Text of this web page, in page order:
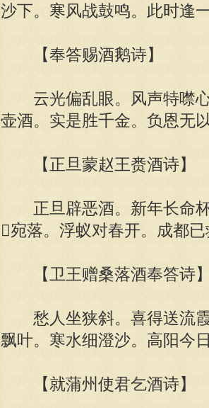
沙下。寒风战鼓鸣。此时逢
【奉答赐酒鹅诗】
云光偏乱眼。风声特噤心
壶酒。实是胜千金。负恩无
【正旦蒙赵王赉酒诗】
正旦辟恶酒。新年长命杯
宛落。浮蚁对春开。成都
【卫王赠桑落酒奉答诗
愁人坐狭斜。喜得送流霞
飘叶。寒水细澄沙。高阳今
【就蒲州使君乞酒诗】